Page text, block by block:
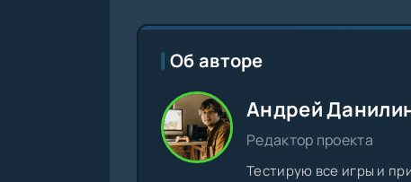
Об авторе
Андрей
Редактор проекта
Тестирую все игры и